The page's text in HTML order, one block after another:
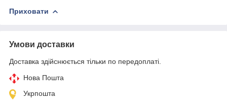
Приховати
Умови доставки
Доставка здійснюється тільки по передоплаті.
Нова Пошта
Укрпошта